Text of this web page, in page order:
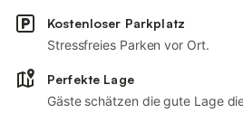
Kostenloser Parkplatz
Stressfreies Parken vor Ort.
Perfekte Lage
Gäste schätzen die gute Lage